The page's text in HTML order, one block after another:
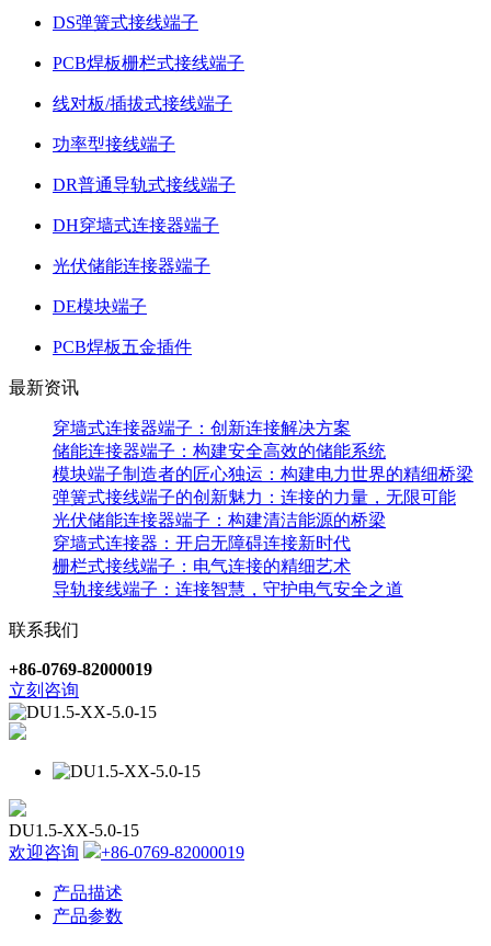
DS弹簧式接线端子
PCB焊板栅栏式接线端子
线对板/插拔式接线端子
功率型接线端子
DR普通导轨式接线端子
DH穿墙式连接器端子
光伏储能连接器端子
DE模块端子
PCB焊板五金插件
最新资讯
穿墙式连接器端子：创新连接解决方案
储能连接器端子：构建安全高效的储能系统
模块端子制造者的匠心独运：构建电力世界的精细桥梁
弹簧式接线端子的创新魅力：连接的力量，无限可能
光伏储能连接器端子：构建清洁能源的桥梁
穿墙式连接器：开启无障碍连接新时代
栅栏式接线端子：电气连接的精细艺术
导轨接线端子：连接智慧，守护电气安全之道
联系我们
+86-0769-82000019
立刻咨询
DU1.5-XX-5.0-15
欢迎咨询
+86-0769-82000019
产品描述
产品参数